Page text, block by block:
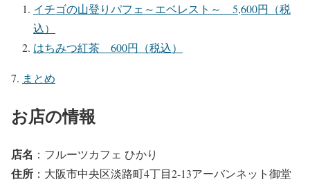
イチゴの山登りパフェ～エベレスト～ 5,600円（税
込）
はちみつ紅茶 600円（税込）
まとめ
お店の情報
店名 ：フルーツカフェ ひかり
住所 ：大阪市中央区淡路町4丁目2-13アーバンネット御堂